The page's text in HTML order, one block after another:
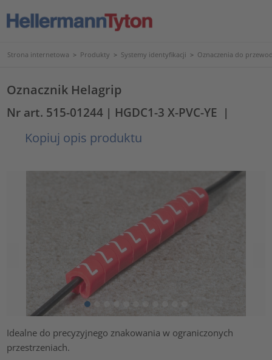
Strona internetowa > Produkty > Systemy identyfikacji > Oznaczenia do
Oznacznik Helagrip
Nr art. 515-01244 | HGDC1-3 X-PVC-YE |
Kopiuj opis produktu
Idealne do precyzyjnego znakowania w ograniczonych
przestrzeniach.